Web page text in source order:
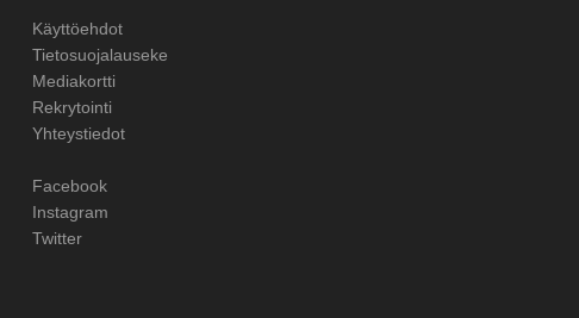
Käyttöehdot
Tietosuojalauseke
Mediakortti
Rekrytointi
Yhteystiedot
Facebook
Instagram
Twitter